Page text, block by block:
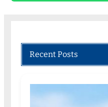
Recent Posts